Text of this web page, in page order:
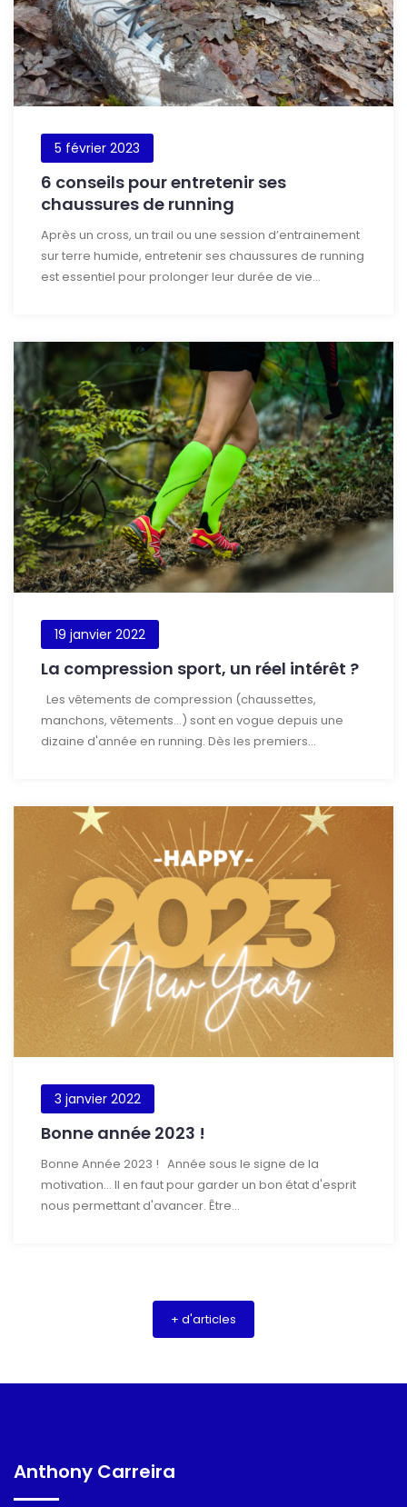
5 février 2023
6 conseils pour entretenir ses
chaussures de running
Après un cross, un trail ou une session d’entrainement
sur terre humide, entretenir ses chaussures de running
est essentiel pour prolonger leur durée de vie...
19 janvier 2022
La compression sport, un réel intérêt ?
Les vêtements de compression (chaussettes,
manchons, vêtements…) sont en vogue depuis une
dizaine d'année en running. Dès les premiers...
3 janvier 2022
Bonne année 2023 !
Bonne Année 2023 ! Année sous le signe de la
motivation... Il en faut pour garder un bon état d'esprit
nous permettant d'avancer. Être...
+ d'articles
Anthony Carreira